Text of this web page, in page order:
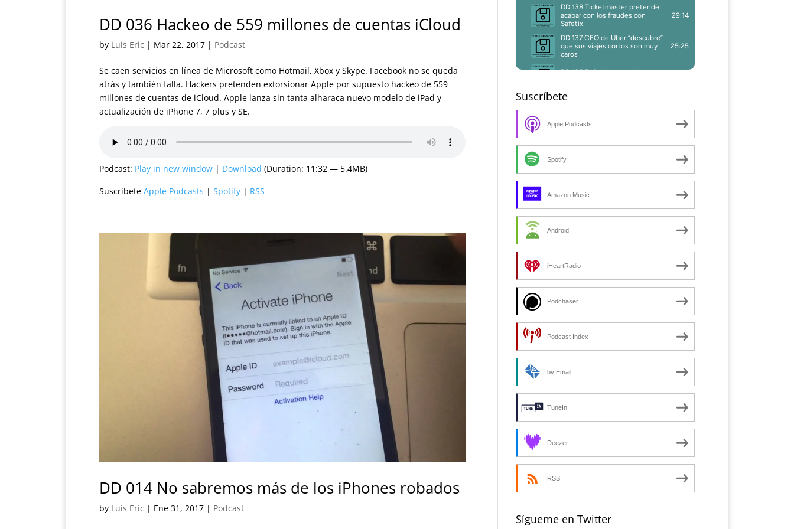
DD 036 Hackeo de 559 millones de cuentas iCloud
by Luis Eric | Mar 22, 2017 | Podcast
Se caen servicios en línea de Microsoft como Hotmail, Xbox y Skype. Facebook no se queda
atrás y también falla. Hackers pretenden extorsionar Apple por supuesto hackeo de 559
millones de cuentas de iCloud. Apple lanza sin tanta alharaca nuevo modelo de iPad y
actualización de iPhone 7, 7 plus y SE.
Podcast: Play in new window | Download (Duration: 11:32 — 5.4MB)
Suscríbete Apple Podcasts | Spotify | RSS
DD 014 No sabremos más de los iPhones robados
by Luis Eric | Ene 31, 2017 | Podcast
Suscríbete
Apple Podcasts
Spotify
Amazon Music
Android
iHeartRadio
Podchaser
Podcast Index
by Email
TuneIn
Deezer
RSS
Sígueme en Twitter